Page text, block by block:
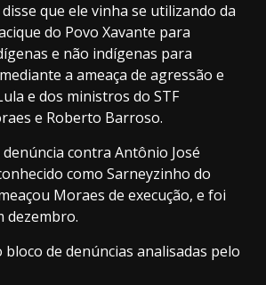
disse que ele vinha se utilizando da
do Povo Xavante para
e não indígenas para
a ameaça de agressão e
e dos ministros do STF
e Roberto Barroso.
contra Antônio José
como Sarneyzinho do
Moraes de execução, e foi
dezembro.
bloco de denúncias analisadas pelo